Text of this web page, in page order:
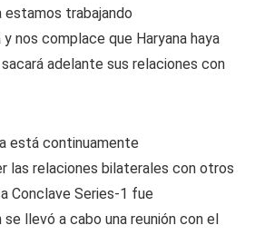
estamos trabajando
nos complace que Haryana haya
adelante sus relaciones con
está continuamente
las relaciones bilaterales con otros
Conclave Series-1 fue
llevó a cabo una reunión con el